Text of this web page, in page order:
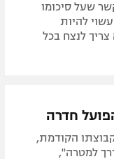
שעל סיכומו
להיות
שהיה צריך לנצח בכל
חדרה
הקודמת,
למטרה",